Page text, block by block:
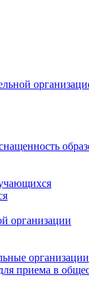
организации
организации
приема в